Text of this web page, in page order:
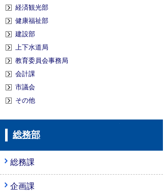
経済観光部
健康福祉部
建設部
上下水道局
教育委員会事務局
会計課
市議会
その他
総務部
総務課
企画課